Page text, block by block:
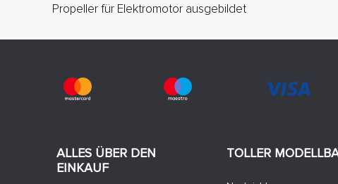
Propeller für Elektromotor ausgebildet
ALLES ÜBER DEN
EINKAUF
TOLLER